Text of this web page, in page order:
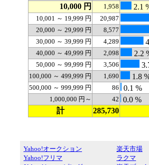
10,000 円 1,958 2.1
10,001 ～ 19,999 円
20,987
20,000 ～ 29,999 円
8,577
30,000 ～ 39,999 円
4,289
40,000 ～ 49,999 円 2,098 2.2
50,000 ～ 99,999 円 3,506
100,000 ～ 499,999 円 1,690 1.8
500,000 ～ 999,999 円 86 0.1 %
1,000,000 円～ 42 0.0 %
計
285,730
Yahoo!オークション
Yahoo!フリマ
楽天市場
ラクマ